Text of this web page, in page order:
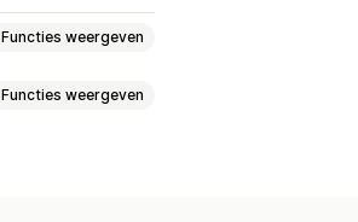
Functies weergeven
Functies weergeven